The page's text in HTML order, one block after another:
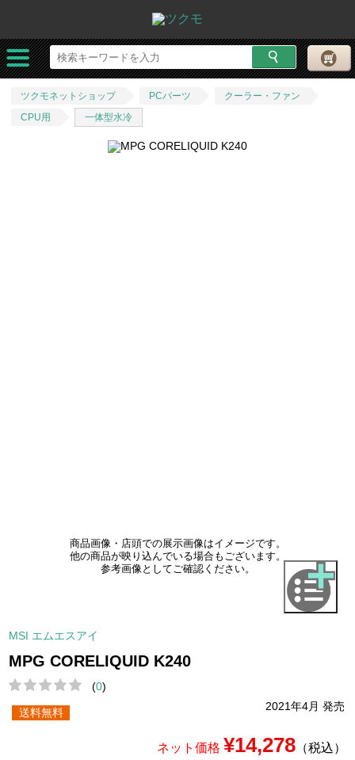
ツクモネットショップ PCパーツ
クーラー・ファン
CPU用
一体型水冷
商品画像・店頭での展示画像はイメージです。
他の商品が映り込んでいる場合もございます。
参考画像としてご確認ください。
MSI エムエスアイ
MPG CORELIQUID K240
(0)
2021年4月 発売
送料無料
ネット価格 ¥14,278（税込）